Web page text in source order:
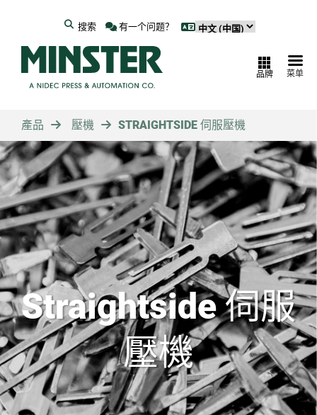
有一个问题？
搜索
菜单
品牌
產品 壓機 STRAIGHTSIDE 伺服壓機
Straightside 伺服
壓機